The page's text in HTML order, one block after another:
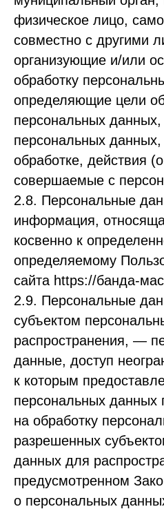
физическое лицо,
совместно с другими
организующие и/или
обработку
определяющие цели
персональных данных,
персональных
обработке, действия
совершаемые с
2.8. Персональные
информация,
косвенно к
определяемому
сайта https://банда-
2.9. Персональные
субъектом
распространения, —
данные, доступ
к которым
персональных данных
на обработку
разрешенных
данных для
предусмотренном
о персональных